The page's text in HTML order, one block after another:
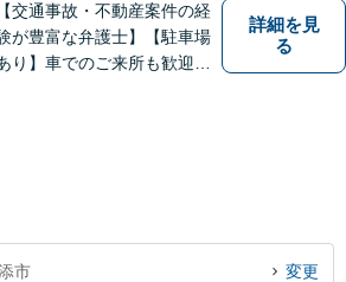
【交通事故・不動産案件の経
が豊富な弁護士】【駐車場
り】車でのご来所も歓迎し
詳細を見
る
市 変更